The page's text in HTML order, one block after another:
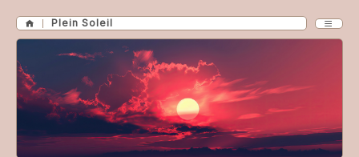
Plein Soleil